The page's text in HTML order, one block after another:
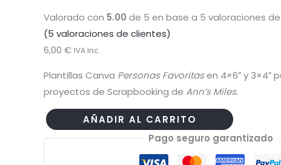
Valorado con 5.00 de 5 en base a 5 valoraciones
(5 valoraciones de clientes)
6,00 € IVA Inc.
Plantillas Canva Personas Favoritasen 4×6″ y 3×4″
proyectos de Scrapbooking de Ann’s Miles.
Plantillas
AÑADIR AL CARRITO
Pago seguro garantizado